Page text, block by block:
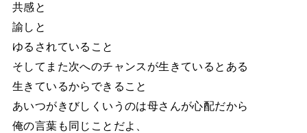
共感と
諭しと
ゆるされていること
そしてまた次へのチャンスが生きているとある
生きているからできること
あいつがきびしくいうのは母さんが心配だから
俺の言葉も同じことだよ、